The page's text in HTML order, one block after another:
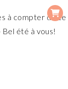
à compter de ce
été à vous!